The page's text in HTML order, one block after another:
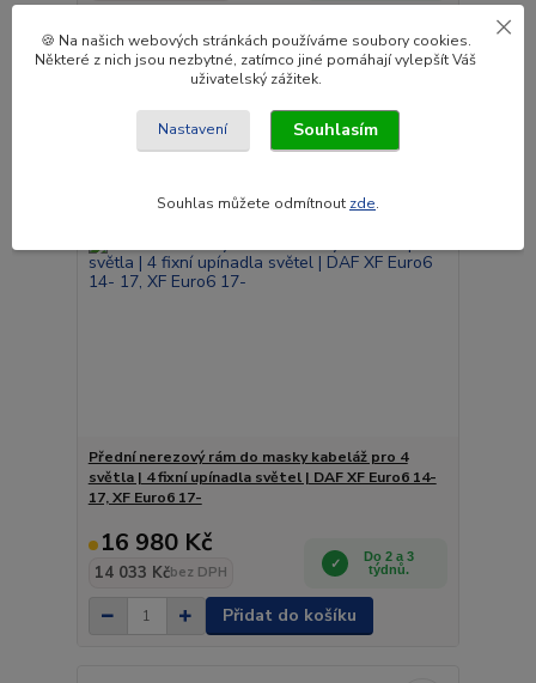
Přední nerezový rám do masky kabeláž pro 4
světla | 4 fixní upínadla světel | DAF XF Euro6 14-
17, XF Euro6 17-
16 980 Kč
14 033 Kčbez DPH
Do 2 a 3
týdnů.
Přidat do košíku
🍪 Na našich webových stránkách používáme soubory cookies.
Některé z nich jsou nezbytné, zatímco jiné pomáhají vylepšít Váš
uživatelský zážitek.
Nastavení Souhlasím
Souhlas můžete odmítnout zde.